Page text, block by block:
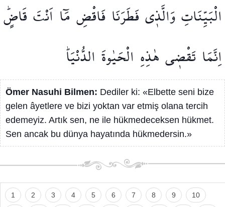
الْبَيِّنَاتِوَالَّذ۪يفَطَرَنَا فَاقْضِ مَٓا اَنْتَ قَاضٍۜ
اِنَّمَا تَقْض۪ي هٰذِهِ الْحَيٰوةَ الدُّنْيَاۜ
Ömer Nasuhi Bilmen: Dediler ki: «Elbette seni bize
gelen âyetlere ve bizi yoktan var etmiş olana tercih
edemeyiz. Artık sen, ne ile hükmedeceksen hükmet.
Sen ancak bu dünya hayatında hükmedersin.»
1 2 3 4 5 6 7 8 9 10